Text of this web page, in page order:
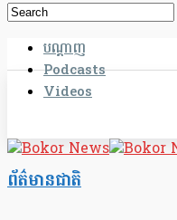
បណ្តាញ
Podcasts
Videos
ព័ត៌មានជាតិ